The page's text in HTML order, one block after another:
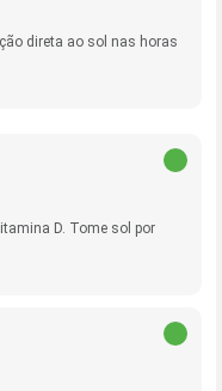
direta ao sol nas horas
D. Tome sol por